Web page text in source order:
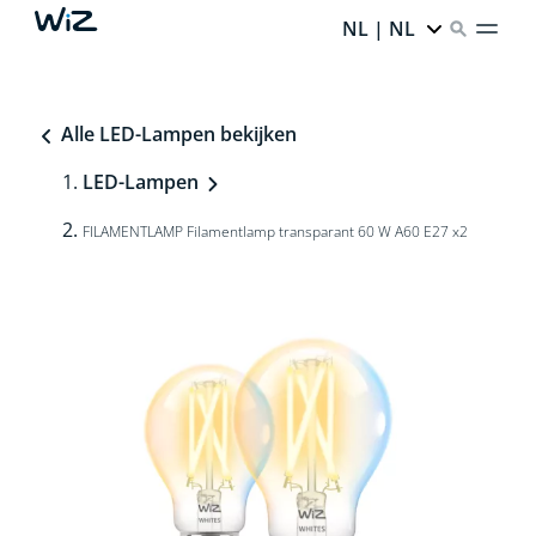
NL | NL
Alle LED-Lampen bekijken
LED-Lampen
FILAMENTLAMP Filamentlamp transparant 60 W A60 E27 x2